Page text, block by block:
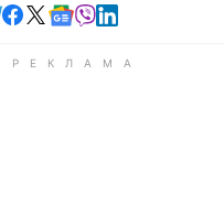
Читайте у Telegram
Читайте у Facebook
Читайте у X
Читайте у Google
Читайте у Viber
Читайте у